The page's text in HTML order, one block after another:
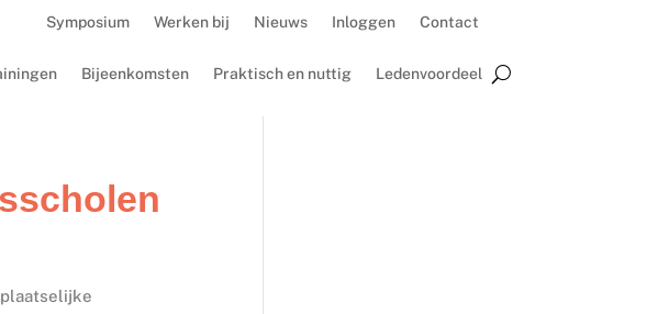
Symposium Werken bij Nieuws Inloggen Contact
Bijeenkomsten Praktisch en nuttig Ledenvoordeel